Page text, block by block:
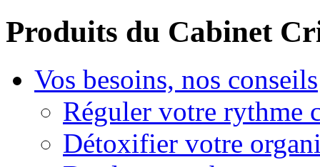
Produits du Cabinet
Vos besoins, nos conseils
Réguler votre rythme
Détoxifier votre